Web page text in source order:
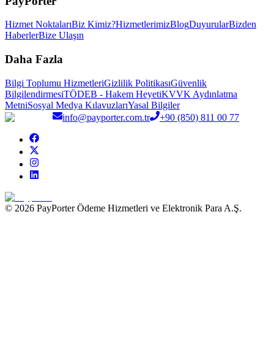
Hizmet NoktalarıBiz Kimiz?HizmetlerimizBlogDuyurularBizden
HaberlerBize Ulaşın
Daha Fazla
Bilgi Toplumu HizmetleriGizlilik PolitikasıGüvenlik
BilgilendirmesiTÖDEB - Hakem HeyetiKVVK Aydınlatma
MetniSosyal Medya KılavuzlarıYasal Bilgiler
info@payporter.com.tr
+90 (850) 811 00 77
© 2026 PayPorter Ödeme Hizmetleri ve Elektronik Para A.Ş.